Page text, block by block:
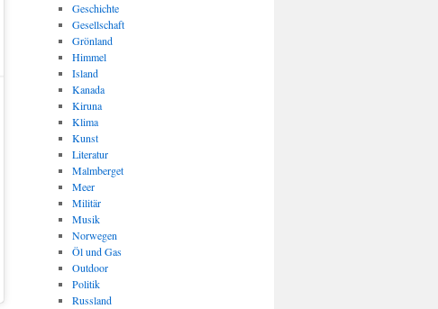
Geschichte
Gesellschaft
Grönland
Himmel
Island
Kanada
Kiruna
Klima
Kunst
Literatur
Malmberget
Meer
Militär
Musik
Norwegen
Öl und Gas
Outdoor
Politik
Russland